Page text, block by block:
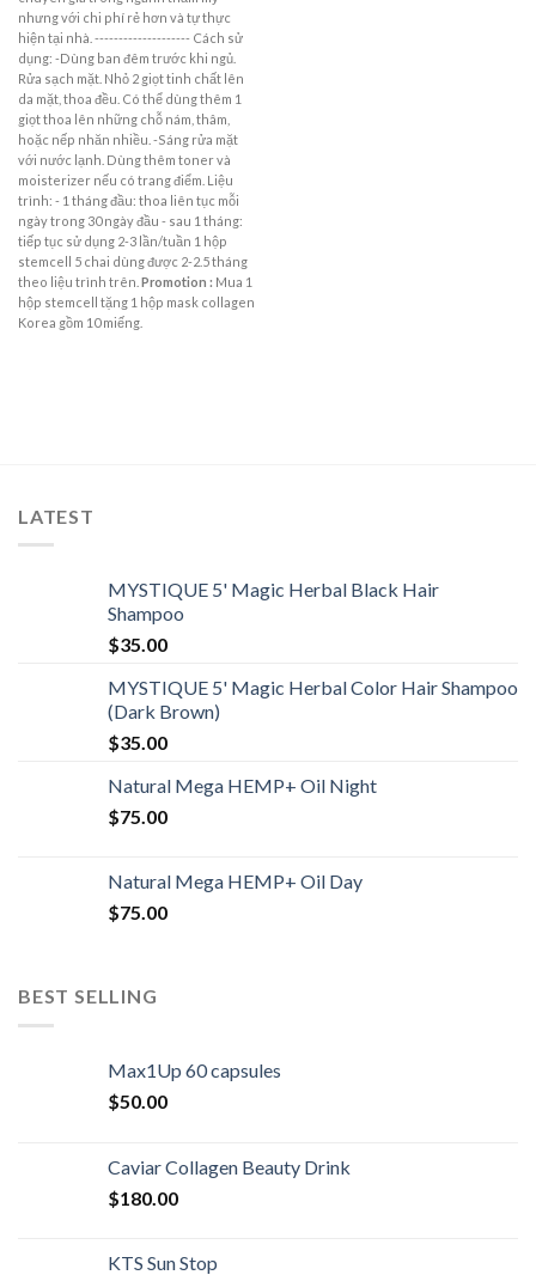
nhưng với chi phí rẻ hơn và tự thực
hiện tại nhà. -------------------- Cách sử
dụng: -Dùng ban đêm trước khi ngủ.
Rửa sạch mặt. Nhỏ 2 giọt tinh chất lên
da mặt, thoa đều. Có thể dùng thêm 1
giọt thoa lên những chỗ nám, thâm,
hoặc nếp nhăn nhiều. -Sáng rửa mặt
với nước lạnh. Dùng thêm toner và
moisterizer nếu có trang điểm. Liệu
trình: - 1 tháng đầu: thoa liên tục mỗi
ngày trong 30 ngày đầu - sau 1 tháng:
tiếp tục sử dụng 2-3 lần/tuần 1 hộp
stemcell 5 chai dùng được 2-2.5 tháng
theo liệu trình trên. Promotion : Mua 1
hộp stemcell tặng 1 hộp mask collagen
Korea gồm 10 miếng.
LATEST
MYSTIQUE 5' Magic Herbal Black Hair
Shampoo
$35.00
MYSTIQUE 5' Magic Herbal Color Hair Shampoo
(Dark Brown)
$35.00
Natural Mega HEMP+ Oil Night
$75.00
Natural Mega HEMP+ Oil Day
$75.00
BEST SELLING
Max1Up 60 capsules
$50.00
Caviar Collagen Beauty Drink
$180.00
KTS Sun Stop